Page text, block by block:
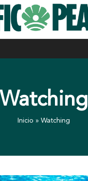
Watching
Inicio » Watching